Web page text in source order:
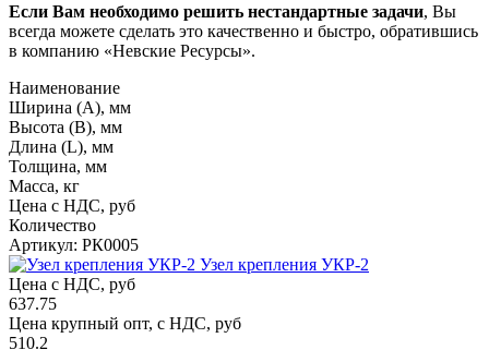
Если Вам необходимо решить нестандартные задачи, Вы
всегда можете сделать это качественно и быстро, обратившись
в компанию «Невские Ресурсы».
Наименование
Ширина (А), мм
Высота (В), мм
Длина (L), мм
Толщина, мм
Масса, кг
Цена с НДС, руб
Количество
Артикул: РК0005
Узел крепления УКР-2
Цена с НДС, руб
637.75
Цена крупный опт, с НДС, руб
510.2